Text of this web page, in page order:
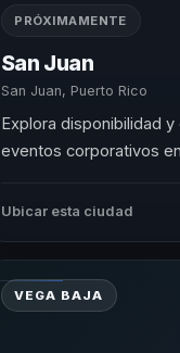
PRÓXIMAMENTE
San Juan
San Juan, Puerto Rico
Explora disponibilidad
eventos corporativos
Ubicar esta ciudad
VEGA BAJA